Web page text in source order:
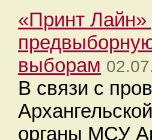
«Принт Лайн»
выборам
В связи с
органы МСУ